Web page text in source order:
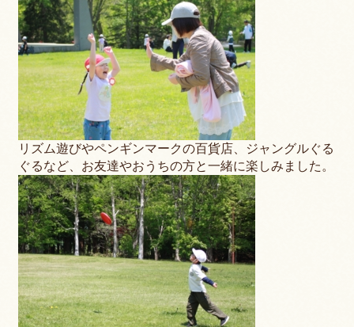
リズム遊びやペンギンマークの百貨店、ジャングルぐる
ぐるなど、お友達やおうちの方と一緒に楽しみました。